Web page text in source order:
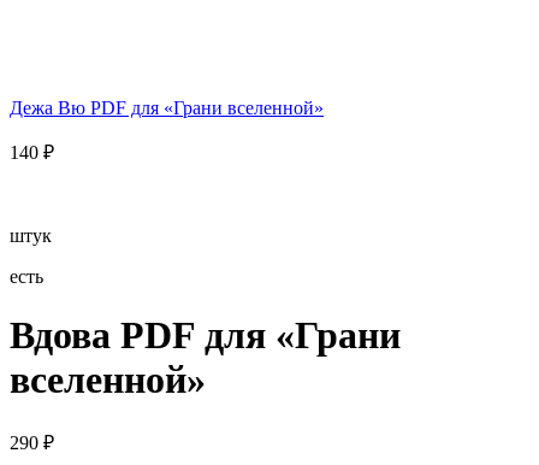
Дежа Вю PDF для «Грани вселенной»
140 ₽
штук
есть
Вдова PDF для «Грани
вселенной»
290 ₽